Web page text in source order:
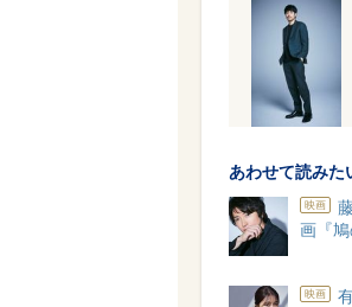
あわせて読みた
映画
画『鳩
映画